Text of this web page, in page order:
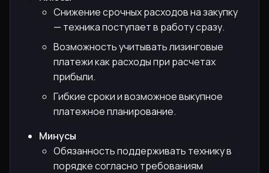
Снижение срочных расходов на закупку
— техника поступает в работу сразу.
Возможность учитывать лизинговые
платежи как расходы при расчетах
прибыли.
Гибкие сроки и возможное выкупное
платежное планирование.
Минусы
Обязанность поддерживать технику в
порядке согласно требованиям